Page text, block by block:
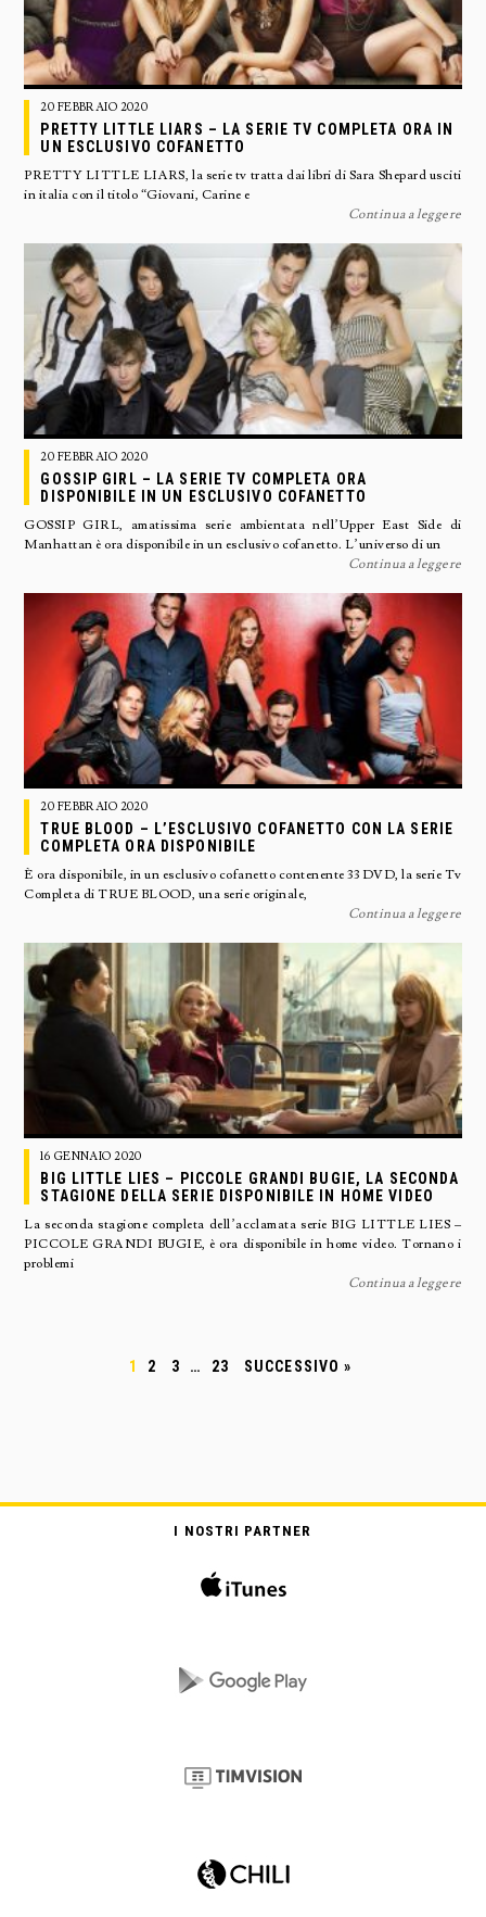
20 FEBBRAIO 2020
PRETTY LITTLE LIARS – LA SERIE TV COMPLETA ORA IN
UN ESCLUSIVO COFANETTO
PRETTY LITTLE LIARS, la serie tv tratta dai libri di Sara Shepard usciti
in italia con il titolo “Giovani, Carine e
Continua a leggere
20 FEBBRAIO 2020
GOSSIP GIRL – LA SERIE TV COMPLETA ORA
DISPONIBILE IN UN ESCLUSIVO COFANETTO
GOSSIP GIRL, amatissima serie ambientata nell’Upper East Side di
Manhattan è ora disponibile in un esclusivo cofanetto. L’universo di un
Continua a leggere
20 FEBBRAIO 2020
TRUE BLOOD – L’ESCLUSIVO COFANETTO CON LA SERIE
COMPLETA ORA DISPONIBILE
È ora disponibile, in un esclusivo cofanetto contenente 33 DVD, la serie Tv
Completa di TRUE BLOOD, una serie originale,
Continua a leggere
16 GENNAIO 2020
BIG LITTLE LIES – PICCOLE GRANDI BUGIE, LA SECONDA
STAGIONE DELLA SERIE DISPONIBILE IN HOME VIDEO
La seconda stagione completa dell’acclamata serie BIG LITTLE LIES –
PICCOLE GRANDI BUGIE, è ora disponibile in home video. Tornano i
problemi
Continua a leggere
1 2 3 … 23 SUCCESSIVO »
I NOSTRI PARTNER